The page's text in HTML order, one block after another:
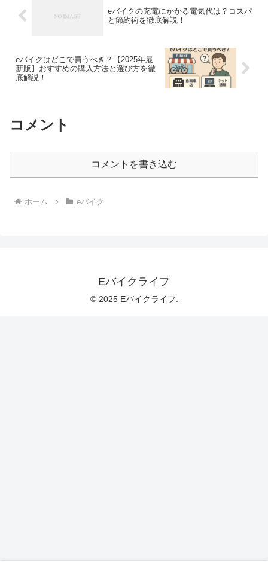
eバイクの充電にかかる電気代は？コスパ
と節約術を徹底解説！
eバイクはどこで買うべき？【2025年最
新版】おすすめの購入方法と選び方を徹
底解説！
コメント
コメントを書き込む
ホーム eバイク
Eバイクライフ
© 2025 Eバイクライフ.